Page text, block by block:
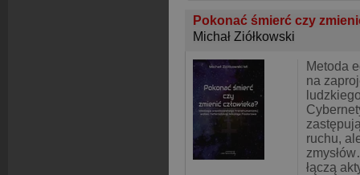
Pokonać śmierć czy
Michał Ziółkowski
Metoda
na
ruchu,
łączą